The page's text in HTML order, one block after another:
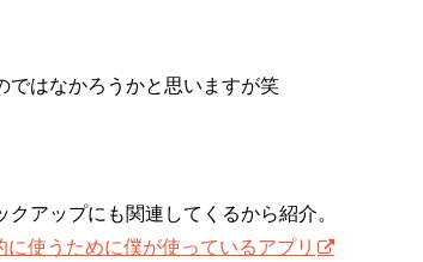
ではなかろうかと思いますが笑
アップにも関連してくるから紹介。
に使うために僕が使っているアプリ